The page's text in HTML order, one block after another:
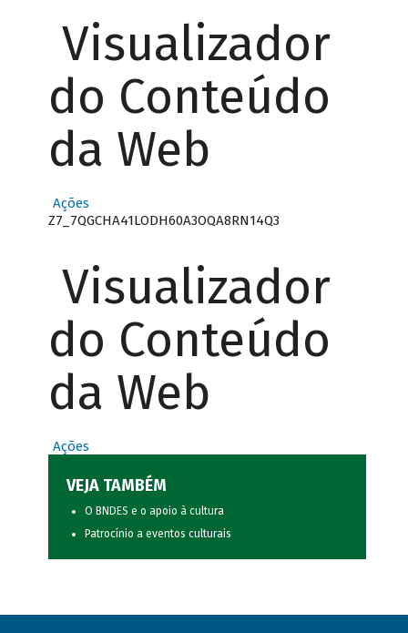
Visualizador
do Conteúdo
da Web
Ações
Z7_7QGCHA41LODH60A3OQA8RN14Q3
Visualizador
do Conteúdo
da Web
Ações
VEJA TAMBÉM
O BNDES e o apoio à cultura
Patrocínio a eventos culturais